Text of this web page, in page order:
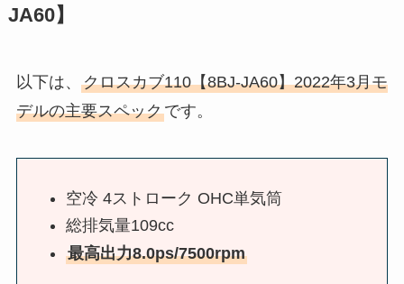
JA60】
以下は、 クロスカブ110【8BJ-JA60】2022年3月モ
デルの主要スペックです。
空冷 4ストローク OHC単気筒
総排気量109cc
最高出力8.0ps/7500rpm